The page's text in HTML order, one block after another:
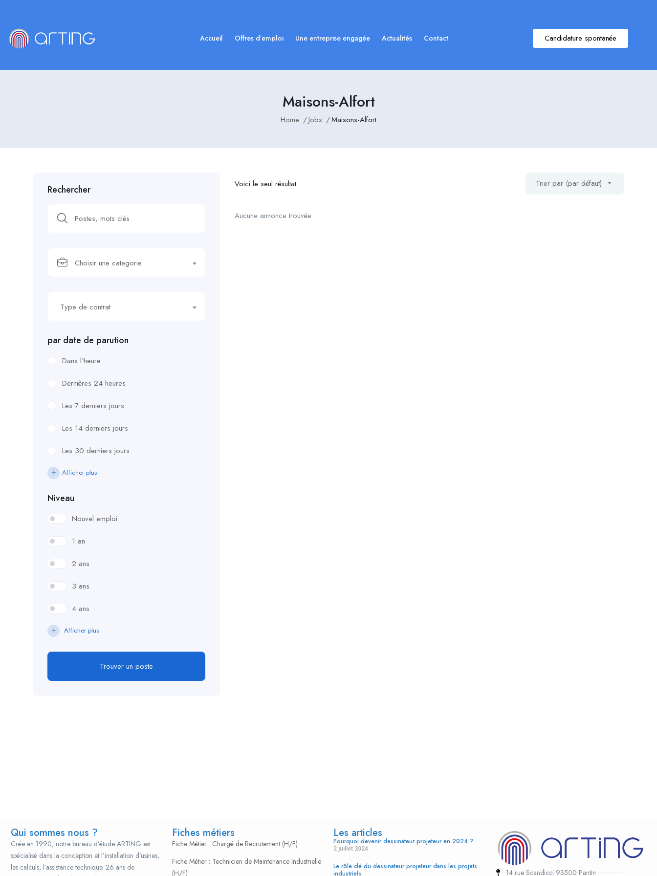
Accueil Offres d’emploi Une entreprise engagée Actualités Contact Candidature spontanée
Maisons-Alfort
Home Jobs Maisons-Alfort
Rechercher
Choisir une categorie
Type de contrat
par date de parution
Dans l'heure
Dernières 24 heures
Les 7 derniers jours
Les 14 derniers jours
Les 30 derniers jours
Afficher plus
Niveau
Nouvel emploi
1 an
2 ans
3 ans
4 ans
Afficher plus
Trouver un poste
Voici le seul résultat Trier par (par défaut)
Aucune annonce trouvée.
Qui sommes nous ?
Crée en 1990, notre bureau d’étude ARTING est
spécialisé dans la conception et l’installation d’usines,
les calculs, l’assistance technique. 26 ans de
Fiches métiers
Fiche Métier : Chargé de Recrutement (H/F)
Fiche Métier : Technicien de Maintenance Industrielle
(H/F)
Les articles
Pourquoi devenir dessinateur projeteur en 2024 ?
2 juillet 2024
Le rôle clé du dessinateur projeteur dans les projets
industriels
14 rue Scandicci 93500 Pantin